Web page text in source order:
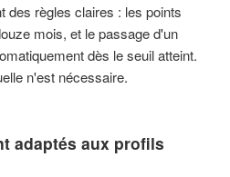
des règles claires : les points
mois, et le passage d'un
dès le seuil atteint.
n'est nécessaire.
adaptés aux profils